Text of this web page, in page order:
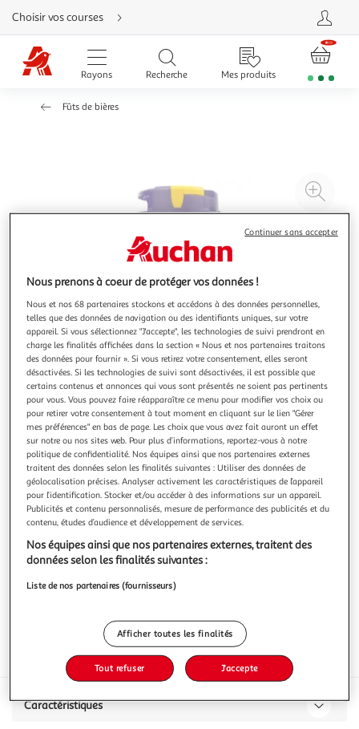
Aller
directement
au
contenu
Aller
directement
Aller
besoin
Choisir vos courses
Rayons Recherche Mes produits
Fûts de bières
à
5.0 (2)
LA BÊTE
Bière ambrée pression 8% fût pression
Vous voulez connaître le prix de ce produit ?
Afficher le prix
Interdit femme enceinte Format
Caractéristiques
Nous prenons à coeur de protéger vos données !
Nous et nos 68 partenaires stockons et accédons à des données personnelles,
telles que des données de navigation ou des identifiants uniques, sur votre
appareil. Si vous sélectionnez "J'accepte", les technologies de suivi prendront en
charge les finalités affichées dans la section « Nous et nos partenaires traitons
des données pour fournir ». Si vous retirez votre consentement, elles seront
désactivées. Si les technologies de suivi sont désactivées, il est possible que
certains contenus et annonces qui vous sont présentés ne soient pas pertinents
pour vous. Vous pouvez faire réapparaître ce menu pour modifier vos choix ou
pour retirer votre consentement à tout moment en cliquant sur le lien "Gérer
mes préférences" en bas de page. Les choix que vous avez fait auront un effet
sur notre ou nos sites web. Pour plus d’informations, reportez-vous à notre
politique de confidentialité. Nos équipes ainsi que nos partenaires externes
traitent des données selon les finalités suivantes : Utiliser des données de
géolocalisation précises. Analyser activement les caractéristiques de l’appareil
pour l’identification. Stocker et/ou accéder à des informations sur un appareil.
Publicités et contenu personnalisés, mesure de performance des publicités et du
contenu, études d’audience et développement de services.
Nos équipes ainsi que nos partenaires externes, traitent des
données selon les finalités suivantes :
Liste de nos partenaires (fournisseurs)
Afficher toutes les finalités
Tout refuser J'accepte
Continuer sans accepter